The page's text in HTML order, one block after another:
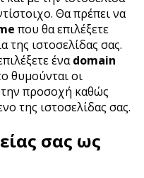
Θα πρέπει να
που θα επιλέξετε
της ιστοσελίδας σας.
έναdomain
θυμούνται οι
την προσοχή καθώς
της ιστοσελίδας σας.
σας ως